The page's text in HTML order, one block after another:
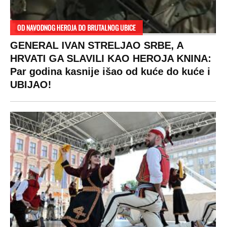
SPREMITE SE
Za posnu slavsku trpezu ove godine treba
izdvojiti ozbiljnu sumu novca: Nečija cela
plata ode na svega 20 gostiju
VESTI
Politika
SHOWBIZ
Rijaliti
SPORT
Fudbal
VIRALNO
Bizar